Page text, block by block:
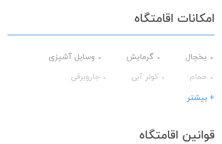
امکانات اقامتگاه
یخچال گرمایش
وسایل آشپزی
حمام
کولر آبی
جاروبرقی
ظروف آشپزخانه
سرویس ایرانی
+ بیشتر
قوانین اقامتگاه